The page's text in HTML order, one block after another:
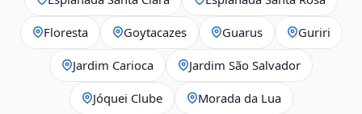
Floresta Goytacazes Guarus Guriri
Jardim Carioca Jardim São Salvador
Jóquei Clube Morada da Lua